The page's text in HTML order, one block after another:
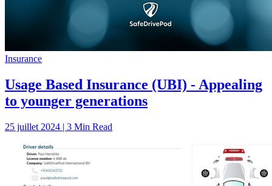
Insurance
Usage Based Insurance (UBI) - Appealing
to younger generations
25 juillet 2024 | 3 Min Read